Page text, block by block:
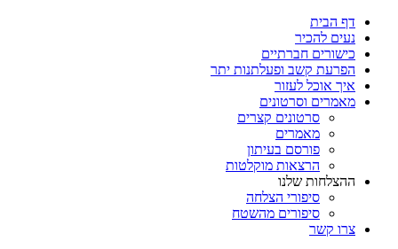
דף הבית
נעים להכיר
כישורים חברתיים
הפרעת קשב ופעלתנות יתר
איך אוכל לעזור
מאמרים וסרטונים
סרטונים קצרים
מאמרים
פורסם בעיתון
הרצאות מוקלטות
ההצלחות שלנו
סיפורי הצלחה
סיפורים מהשטח
צרו קשר